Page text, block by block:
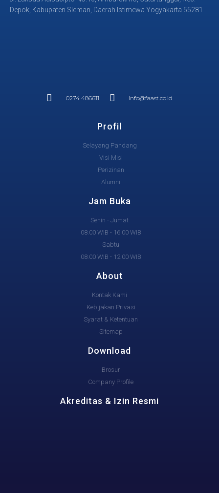
Depok, Kabupaten Sleman, Daerah Istimewa Yogyakarta 55281
0274 486611 info@faast.co.id
Profil
Selayang Pandang
Visi Misi
Perizinan
Alumni
Jam Buka
Senin - Jumat
08.00 WIB - 16.00 WIB
Sabtu
08.00 WIB - 12.00 WIB
About
Kontak Kami
Kebijakan Privasi
Syarat & Ketentuan
Sitemap
Download
Brosur
Company Profile
Akreditas & Izin Resmi